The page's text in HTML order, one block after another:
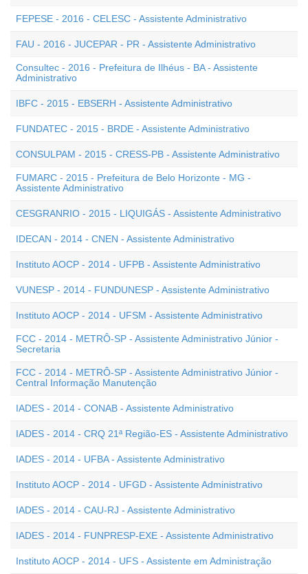
FEPESE - 2016 - CELESC - Assistente Administrativo
FAU - 2016 - JUCEPAR - PR - Assistente Administrativo
Consultec - 2016 - Prefeitura de Ilhéus - BA - Assistente
Administrativo
IBFC - 2015 - EBSERH - Assistente Administrativo
FUNDATEC - 2015 - BRDE - Assistente Administrativo
CONSULPAM - 2015 - CRESS-PB - Assistente Administrativo
FUMARC - 2015 - Prefeitura de Belo Horizonte - MG -
Assistente Administrativo
CESGRANRIO - 2015 - LIQUIGÁS - Assistente Administrativo
IDECAN - 2014 - CNEN - Assistente Administrativo
Instituto AOCP - 2014 - UFPB - Assistente Administrativo
VUNESP - 2014 - FUNDUNESP - Assistente Administrativo
Instituto AOCP - 2014 - UFSM - Assistente Administrativo
FCC - 2014 - METRÔ-SP - Assistente Administrativo Júnior -
Secretaria
FCC - 2014 - METRÔ-SP - Assistente Administrativo Júnior -
Central Informação Manutenção
IADES - 2014 - CONAB - Assistente Administrativo
IADES - 2014 - CRQ 21ª Região-ES - Assistente Administrativo
IADES - 2014 - UFBA - Assistente Administrativo
Instituto AOCP - 2014 - UFGD - Assistente Administrativo
IADES - 2014 - CAU-RJ - Assistente Administrativo
IADES - 2014 - FUNPRESP-EXE - Assistente Administrativo
Instituto AOCP - 2014 - UFS - Assistente em Administração